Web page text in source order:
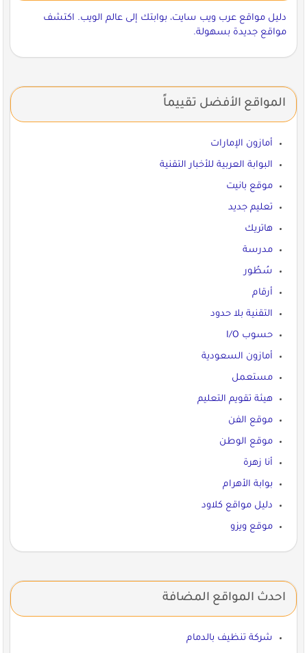
دليل مواقع عرب ويب سايت، بوابتك إلى عالم الويب. اكتشف
مواقع جديدة بسهولة.
المواقع الأفضل تقييماً
أمازون الإمارات
البوابة العربية للأخبار التقنية
موقع بانيت
تعليم جديد
هاتريك
مدرسة
سُطُور
أرقام
التقنية بلا حدود
حسوب I/O
أمازون السعودية
مستعمل
هيئة تقويم التعليم
موقع الفن
موقع الوطن
أنا زهرة
بوابة الأهرام
دليل مواقع كلاود
موقع ويزو
احدث المواقع المضافة
شركة تنظيف بالدمام